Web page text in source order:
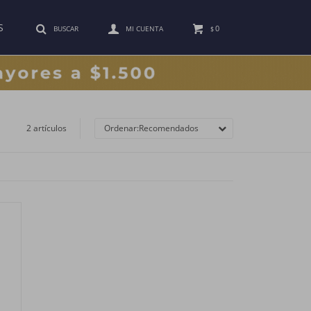
$0
2 artículos Recomendados